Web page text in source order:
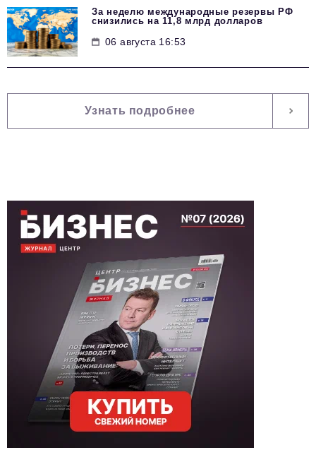
За неделю международные резервы РФ
снизились на 11,8 млрд долларов
06 августа 16:53
Узнать подробнее